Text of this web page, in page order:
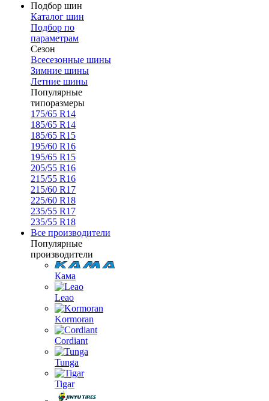
Подбор шин
Каталог шин
Подбор по
параметрам
Сезон
Всесезонные шины
Зимние шины
Летние шины
Популярные
типоразмеры
175/65 R14
185/65 R14
185/65 R15
195/60 R16
195/65 R15
205/55 R16
215/55 R16
215/60 R17
225/60 R18
235/55 R17
235/55 R18
Все производители
Популярные
производители
Кама
Leao
Kormoran
Cordiant
Tunga
Tigar